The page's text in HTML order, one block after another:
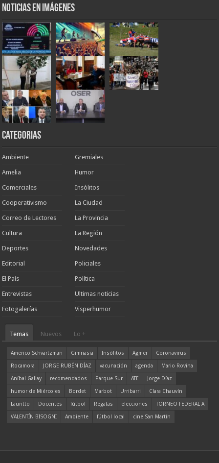
Noticias en Imágenes
Categorias
Ambiente
Amelia
Comerciales
Cooperativismo
Correo de Lectores
Cultura
Deportes
Editorial
El País
Entrevistas
Fotogalerías
Gremiales
Humor
Insólitos
La Ciudad
La Provincia
La Región
Novedades
Policiales
Política
Ultimas noticias
Visperhumor
Temas Nuevos Lo +
Americo Schvartzman Gimnasia Insólitos Agmer
Coronavirus
Rocamora
JORGE RUBÉN DÍAZ vacunación agenda
Mario Rovina
Aníbal Gallay
recomendados Parque Sur ATE
Jorge Díaz
humor de Miércoles
Bordet Marbot Urribarri
Clara Chauvín
Lauritto
Docentes fútbol Regatas elecciones
TORNEO FEDERAL A
VALENTÍN BISOGNI
Ambiente fútbol local cine San Martín